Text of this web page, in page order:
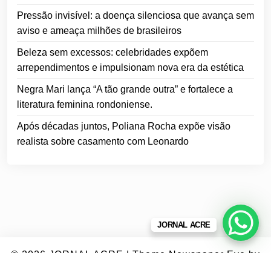
Pressão invisível: a doença silenciosa que avança sem
aviso e ameaça milhões de brasileiros
Beleza sem excessos: celebridades expõem
arrependimentos e impulsionam nova era da estética
Negra Mari lança “A tão grande outra” e fortalece a
literatura feminina rondoniense.
Após décadas juntos, Poliana Rocha expõe visão
realista sobre casamento com Leonardo
JORNAL ACRE